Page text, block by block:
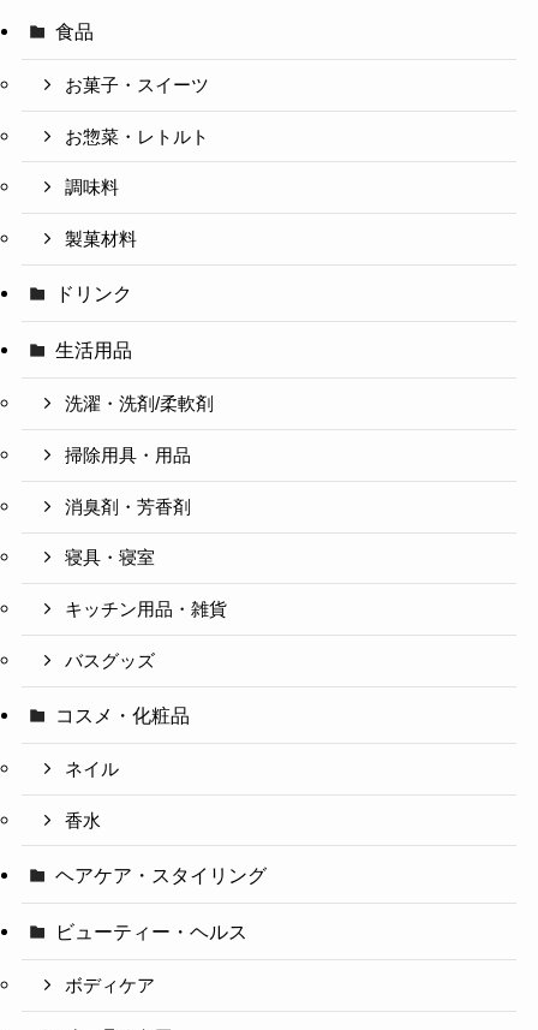
食品
お菓子・スイーツ
お惣菜・レトルト
調味料
製菓材料
ドリンク
生活用品
洗濯・洗剤/柔軟剤
掃除用具・用品
消臭剤・芳香剤
寝具・寝室
キッチン用品・雑貨
バスグッズ
コスメ・化粧品
ネイル
香水
ヘアケア・スタイリング
ビューティー・ヘルス
ボディケア